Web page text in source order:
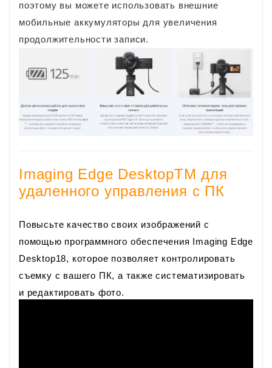
поэтому вы можете использовать внешние
мобильные аккумуляторы для увеличения
продолжительности записи.
Imaging Edge DesktopTM для
удаленного управления с ПК
Повысьте качество своих изображений с
помощью программного обеспечения Imaging Edge
Desktop18, которое позволяет контролировать
съемку с вашего ПК, а также систематизировать
и редактировать фото.